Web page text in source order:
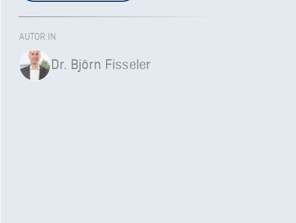
AUTOR:IN
Dr. Björn Fisseler